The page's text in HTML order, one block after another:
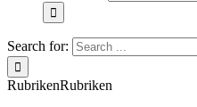
Search for:
RubrikenRubriken